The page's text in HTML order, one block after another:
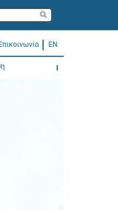
Επικοινωνία EN